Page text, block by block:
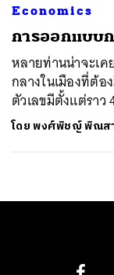
Economics
การออกแบบ
หลายท่านน่าจะเ
กลางในเมืองที่ต้
ตัวเลขมีตั้งแต่ราว
โดยพงศ์พิชญ์ พิณส